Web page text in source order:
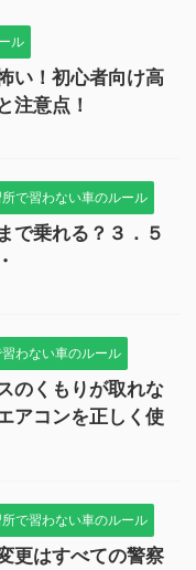
ル
い！初心者向け高
注意点！
で習わない車のルール
で乗れる？３．５
わない車のルール
のくもりが取れな
アコンを正しく使
で習わない車のルール
更はすべての警察